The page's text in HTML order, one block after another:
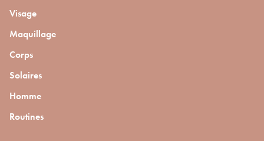
Visage
Maquillage
Corps
Solaires
Homme
Routines